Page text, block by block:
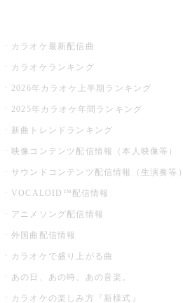
カラオケ最新配信曲
カラオケランキング
2026年カラオケ上半期ランキング
2025年カラオケ年間ランキング
新曲トレンドランキング
映像コンテンツ配信情報（本人映像等）
サウンドコンテンツ配信情報（生演奏等）
VOCALOID™配信情報
アニメソング配信情報
外国曲配信情報
カラオケで盛り上がる曲
あの日、あの時、あの音楽。
カラオケの楽しみ方『新様式』